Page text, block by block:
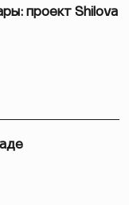
проект Shilova